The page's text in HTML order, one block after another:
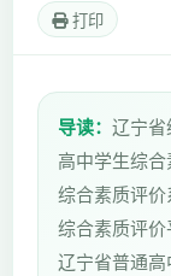
打印
导读： 辽宁省
高中学生综
综合素质评
综合素质评价
辽宁省普通